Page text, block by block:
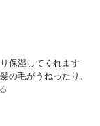
保湿してくれます
毛がうねったり、